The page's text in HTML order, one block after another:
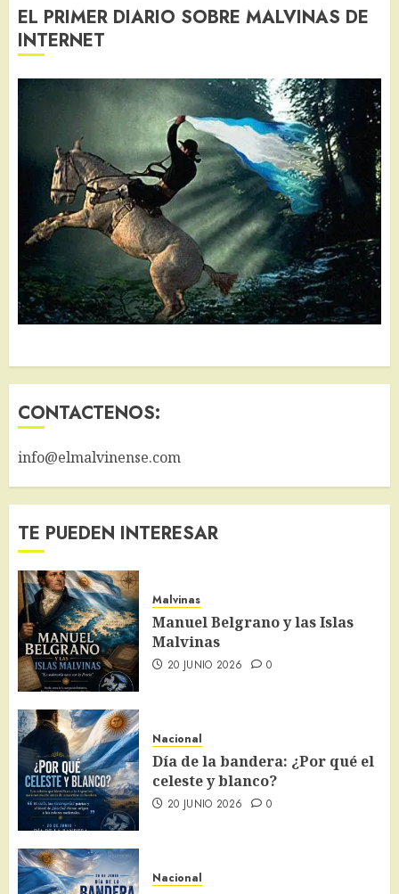
EL PRIMER DIARIO SOBRE MALVINAS DE
INTERNET
CONTACTENOS:
info@elmalvinense.com
TE PUEDEN INTERESAR
Malvinas
Manuel Belgrano y las Islas
Malvinas
20 JUNIO 2026 0
Nacional
Día de la bandera: ¿Por qué el
celeste y blanco?
20 JUNIO 2026 0
Nacional